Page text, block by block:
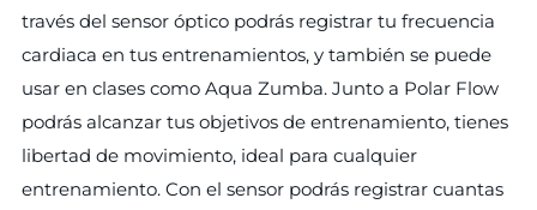
través del sensor óptico podrás registrar tu frecuencia
cardiaca en tus entrenamientos, y también se puede
usar en clases como Aqua Zumba. Junto a Polar Flow
podrás alcanzar tus objetivos de entrenamiento, tienes
libertad de movimiento, ideal para cualquier
entrenamiento. Con el sensor podrás registrar cuantas